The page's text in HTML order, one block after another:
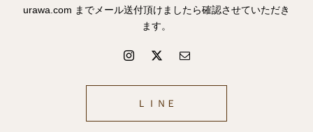
urawa.com までメール送付頂けましたら確認させていただき
ます。
ＬＩＮＥ